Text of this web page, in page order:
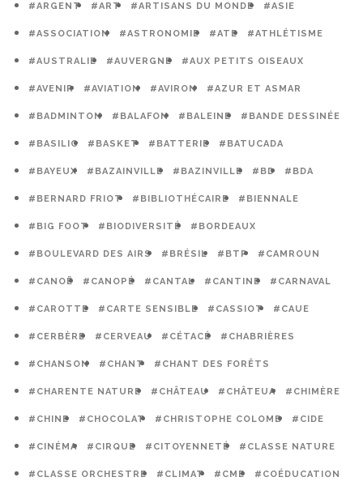
#ARGENT #ART #ARTISANS DU MONDE #ASIE
#ASSOCIATION #ASTRONOMIE #ATE #ATHLÉTISME
#AUSTRALIE #AUVERGNE #AUX PETITS OISEAUX
#AVENIR #AVIATION #AVIRON #AZUR ET ASMAR
#BADMINTON #BALAFON #BALEINE #BANDE DESSINÉE
#BASILIC #BASKET #BATTERIE #BATUCADA
#BAYEUX #BAZAINVILLE #BAZINVILLE #BD #BDA
#BERNARD FRIOT #BIBLIOTHÉCAIRE #BIENNALE
#BIG FOOT #BIODIVERSITÉ #BORDEAUX
#BOULEVARD DES AIRS #BRÉSIL #BTP #CAMROUN
#CANOË #CANOPÉ #CANTAL #CANTINE #CARNAVAL
#CAROTTE #CARTE SENSIBLE #CASSIOT #CAUE
#CERBÈRE #CERVEAU #CÉTACÉ #CHABRIÈRES
#CHANSON #CHANT #CHANT DES FORÊTS
#CHARENTE NATURE #CHÂTEAU #CHÂTEUA #CHIMÈRE
#CHINE #CHOCOLAT #CHRISTOPHE COLOMB #CIDE
#CINÉMA #CIRQUE #CITOYENNETÉ #CLASSE NATURE
#CLASSE ORCHESTRE #CLIMAT #CME #COÉDUCATION